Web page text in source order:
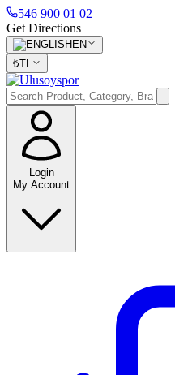
546 900 01 02
Get Directions
EN
₺TL
Login
My Account